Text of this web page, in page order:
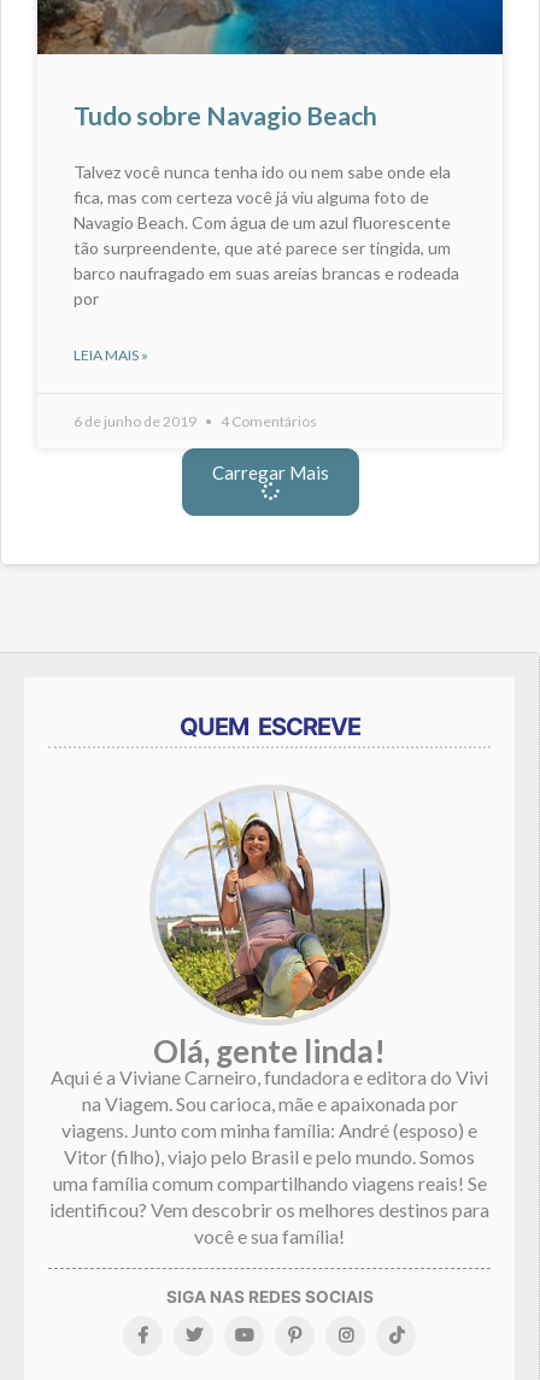
Tudo sobre Navagio Beach
Talvez você nunca tenha ido ou nem sabe onde ela
fica, mas com certeza você já viu alguma foto de
Navagio Beach. Com água de um azul fluorescente
tão surpreendente, que até parece ser tingida, um
barco naufragado em suas areias brancas e rodeada
por
LEIA MAIS »
6 de junho de 2019 4 Comentários
Carregar Mais
QUEM ESCREVE
Olá, gente linda!
Aqui é a Viviane Carneiro, fundadora e editora do Vivi
na Viagem. Sou carioca, mãe e apaixonada por
viagens. Junto com minha família: André (esposo) e
Vitor (filho), viajo pelo Brasil e pelo mundo. Somos
uma família comum compartilhando viagens reais! Se
identificou? Vem descobrir os melhores destinos para
você e sua família!